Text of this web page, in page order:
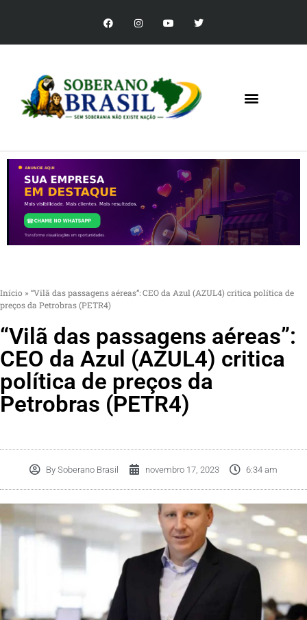
Início » “Vilã das passagens aéreas”: CEO da Azul (AZUL4) critica política de
preços da Petrobras (PETR4)
“Vilã das passagens aéreas”:
CEO da Azul (AZUL4) critica
política de preços da
Petrobras (PETR4)
By Soberano Brasil novembro 17, 2023 6:34 am